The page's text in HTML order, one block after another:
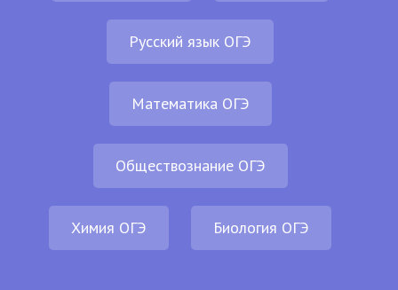
Русский язык ОГЭ
Математика ОГЭ
Обществознание ОГЭ
Химия ОГЭ Биология ОГЭ